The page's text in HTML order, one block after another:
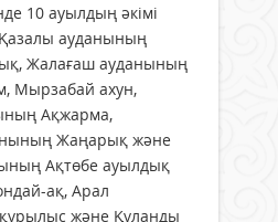
10 ауылдың әкімі
ауданының
Жалағаш ауданының
Мырзабай ахун,
Ақжарма,
Жаңарық және
Ақтөбе ауылдық
ақ, Арал
және Құланды